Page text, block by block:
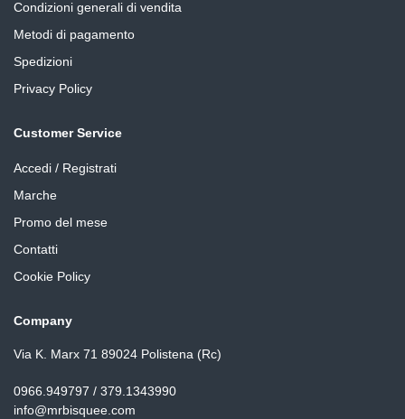
Condizioni generali di vendita
Metodi di pagamento
Spedizioni
Privacy Policy
Customer Service
Accedi / Registrati
Marche
Promo del mese
Contatti
Cookie Policy
Company
Via K. Marx 71 89024 Polistena (Rc)
0966.949797 / 379.1343990
info@mrbisquee.com